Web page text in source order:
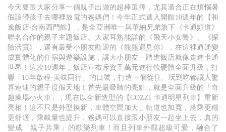
今天要跟大家分享一個親子出遊的超棒選擇，尤其適合正在煩惱暑
假該帶孩子去哪裡放電的爸媽們！今年正式邁入開館10週年的【和
逸飯店‧台南西門館】，是全亞洲唯一與華納兄弟旗下《卡通頻道》
聯名合作的親子主題飯店。大家耳熟能詳的《飛天小女警》、《探
險活寶》，還有最受小朋友歡迎的《熊熊遇見你》，在這裡通通變
成實體化的住宿與遊樂設施，讓大小朋友一踏進飯店就像走進卡通
世界！這次10週年，飯店宣布斥資千萬元進行軟硬體全面升級，打
響「10年啟程·美味同行」的口號，打造一個從住、玩到吃都讓人驚
喜連連的親子度假天地！首先最吸睛的亮點，就是全面升級的「奇
趣操場小火車」，現在以全新造型的【COZZI 卡通明星列車】重新
亮相！這不只是外型換新，車體空間加大、軌道也加寬，搭乘更穩
更舒適，乘載量也提升，爸媽可以直接跟小朋友一起坐上去，真的
變成「親子共乘」的歡樂列車！而且列車外觀超級可愛，融合了